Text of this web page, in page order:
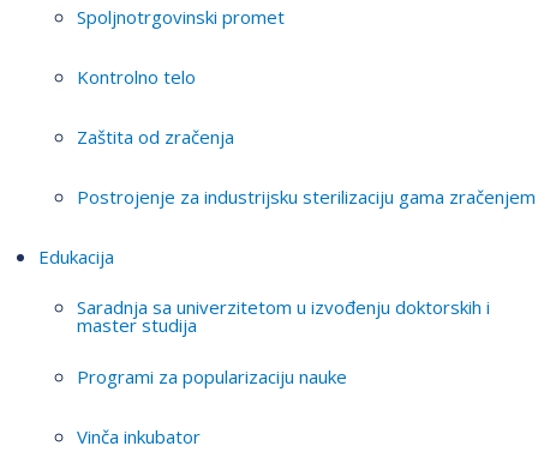
Spoljnotrgovinski promet
Kontrolno telo
Zaštita od zračenja
Postrojenje za industrijsku sterilizaciju gama zračenjem
Edukacija
Saradnja sa univerzitetom u izvođenju doktorskih i
master studija
Programi za popularizaciju nauke
Vinča inkubator